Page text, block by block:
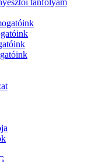
tanfolyam